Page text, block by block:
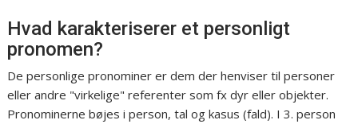
Hvad karakteriserer et personligt
pronomen?
De personlige pronominer er dem der henviser til personer
eller andre "virkelige" referenter som fx dyr eller objekter.
Pronominerne bøjes i person, tal og kasus (fald). I 3. person